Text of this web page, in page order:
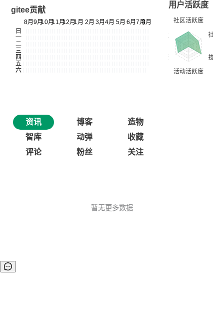
gitee贡献
用户活跃度
资讯 博客
造物
智库
动弹
收藏
评论
粉丝 关注
暂无更多数据